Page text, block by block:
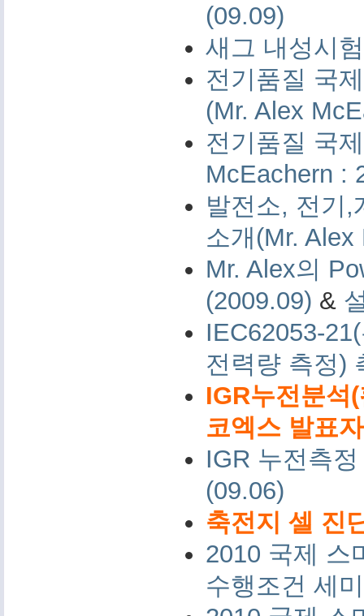
(09.09)
새그 내성시
전기품질 국
(Mr. Alex
전기품질 국
McEachern :
발전소, 전기,
소개(Mr.
Mr. Alex의
(2009.09) &
IEC62053-
전력량 측정)
IGR누전분석
코엑스 발표
IGR 누전측
(09.06)
축전지 셀 진
2010 국제 스
수행조건 세